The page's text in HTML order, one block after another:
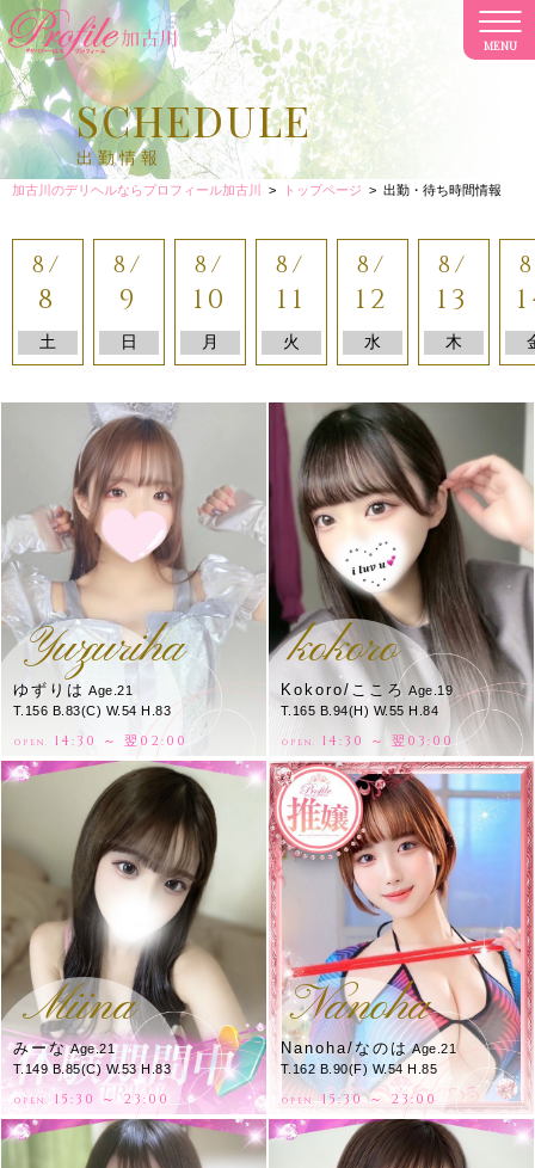
MENU
加古川のデリヘルならプロフィール加古川 > トップページ > 出勤・待ち時間情報
SCHEDULE
出勤情報
8/
8
土
8/
9
日
8/
10
月
8/
11
火
8/
12
水
8/
13
木
Yuzuriha
ゆずりは Age.21
T.156 B.83(C) W.54 H.83
OPEN. 14:30 ～ 翌02:00
kokoro
Kokoro/こころ Age.19
T.165 B.94(H) W.55 H.84
OPEN. 14:30 ～ 翌03:00
Miina
みーなAge.21
T.149 B.85(C) W.53 H.83
OPEN. 15:30 ～ 23:00
Nanoha
Nanoha/なのは Age.21
T.162 B.90(F) W.54 H.85
OPEN. 15:30 ～ 23:00